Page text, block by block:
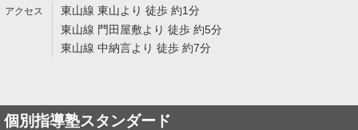
東山線 東山より 徒歩 約1分
東山線 門田屋敷より 徒歩 約5分
東山線 中納言より 徒歩 約7分
個別指導塾スタンダード